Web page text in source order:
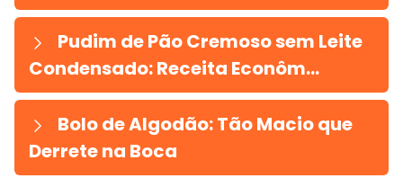
Pudim de Pão Cremoso sem Leite
Condensado: Receita Econôm...
Bolo de Algodão: Tão Macio que
Derrete na Boca